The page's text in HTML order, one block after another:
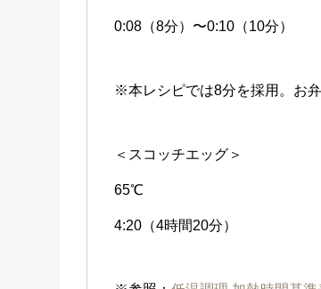
0:08（8分）〜0:10（10分）
※本レシピでは8分を採用。お
＜スコッチエッグ＞
65℃
4:20（4時間20分）